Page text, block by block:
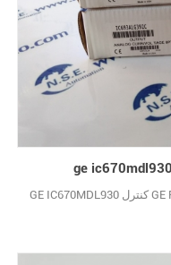
GE IC670MDL930 کنترل GE FANUC FIELD جدید موجودی بزرگ تضمین